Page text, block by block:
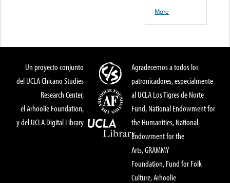
More
Un proyecto conjunto
del UCLA Chicano Studies
Research Center,
el Arhoolie Foundation,
y del UCLA Digital Library
Agradecemos a todos los
patronicadores, especialmente
al UCLA Los Tigres de Norte
Fund, National Endowment for
the Humanities, National
Endowment for the
Arts, GRAMMY
Foundation, Fund for Folk
Culture, Arhoolie